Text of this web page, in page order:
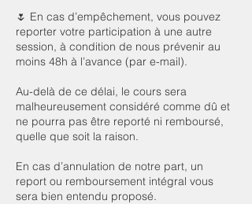
🌷 En cas d’empêchement, vous pouvez
reporter votre participation à une autre
session, à condition de nous prévenir au
moins 48h à l’avance (par e-mail).
Au-delà de ce délai, le cours sera
malheureusement considéré comme dû et
ne pourra pas être reporté ni remboursé,
quelle que soit la raison.
En cas d’annulation de notre part, un
report ou remboursement intégral vous
sera bien entendu proposé.